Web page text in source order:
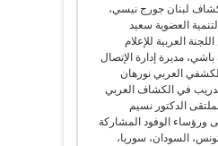
كشاف لبنان جورج نيسي،
العضوية سعيد
العربية للإعلام
مديرة إدارة الإتصال
العربي نورهان
في الكشاف العربي
الدكتور نسيم
ورؤساء الوفود المشاركة
السودان، سوريا،